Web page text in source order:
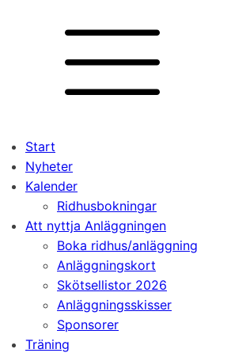
Start
Nyheter
Kalender
Ridhusbokningar
Att nyttja Anläggningen
Boka ridhus/anläggning
Anläggningskort
Skötsellistor 2026
Anläggningsskisser
Sponsorer
Träning